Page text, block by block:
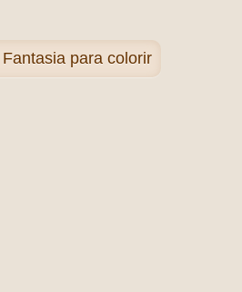
para colorir